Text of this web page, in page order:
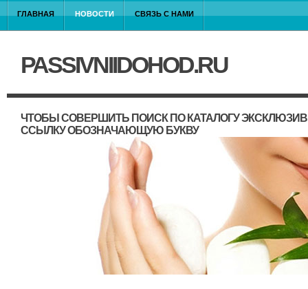
ГЛАВНАЯ НОВОСТИ СВЯЗЬ С НАМИ
PASSIVNIIDOHOD.RU
ЧТОБЫ СОВЕРШИТЬ ПОИСК ПО КАТАЛОГУ
ССЫЛКУ ОБОЗНАЧАЮЩУЮ БУКВУ